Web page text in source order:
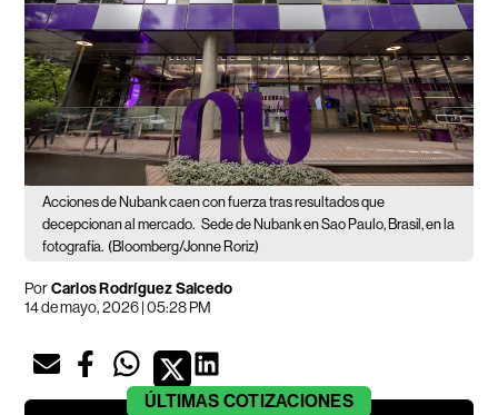
Acciones de Nubank caen con fuerza tras resultados que
decepcionan al mercado. Sede de Nubank en Sao Paulo, Brasil, en la
fotografía. (Bloomberg/Jonne Roriz)
PorCarlos Rodríguez Salcedo
14 de mayo, 2026 | 05:28 PM
ÚLTIMAS COTIZACIONES